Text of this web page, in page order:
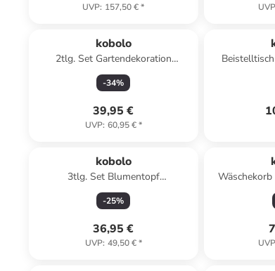
UVP: 157,50 €* UVP
kobolo
2tlg. Set Gartendekoration
FLOWERBALL2er in Braun
-34%
39,95 €
UVP: 60,95 €*
kobolo
3tlg. Set Blumentopf
RATPLANTTRIO in Grau
-25%
36,95 €
UVP: 49,50 €*
Wäschekorb
UVP